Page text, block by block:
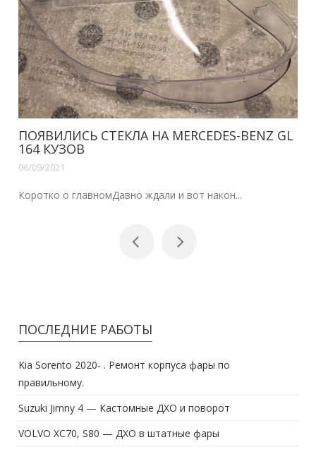
ПОЯВИЛИСЬ СТЕКЛА НА MERCEDES-BENZ GL
164 КУЗОВ
06/09/2021
Коротко о главномДавно ждали и вот након...
ПОСЛЕДНИЕ РАБОТЫ
Kia Sorento 2020- . Ремонт корпуса фары по
правильному.
Suzuki Jimny 4 — Кастомные ДХО и поворот
VOLVO XC70, S80 — ДХО в штатные фары